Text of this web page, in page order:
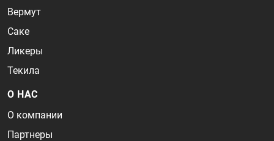
Вермут
Саке
Ликеры
Текила
О НАС
О компании
Партнеры